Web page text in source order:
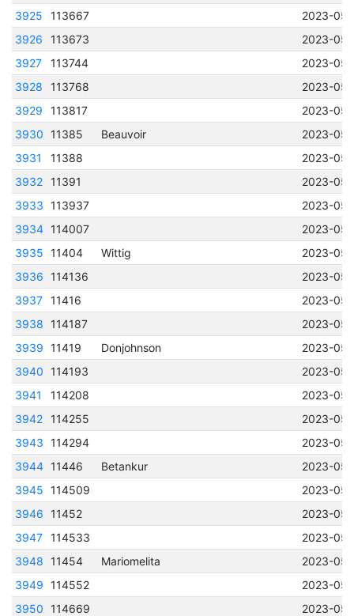
3925
113667
2023-
3926
113673
2023-
3927
113744
2023-
3928
113768
2023-
3929
113817
2023-
3930
11385 Beauvoir
2023-
3931
11388
2023-
3932
11391
2023-
3933 113937
2023-
3934 114007
2023-
3935 11404 Wittig
2023-
3936
114136
2023-
3937 11416
2023-
3938
114187
2023-
3939 11419 Donjohnson
2023-
3940
114193
2023-
3941
114208
2023-
3942
114255
2023-
3943 114294
2023-
3944 11446 Betankur
2023-
3945 114509
2023-
3946
11452
2023-
3947 114533
2023-
3948
11454 Mariomelita
2023-
3949 114552
2023-
3950
114669
2023-